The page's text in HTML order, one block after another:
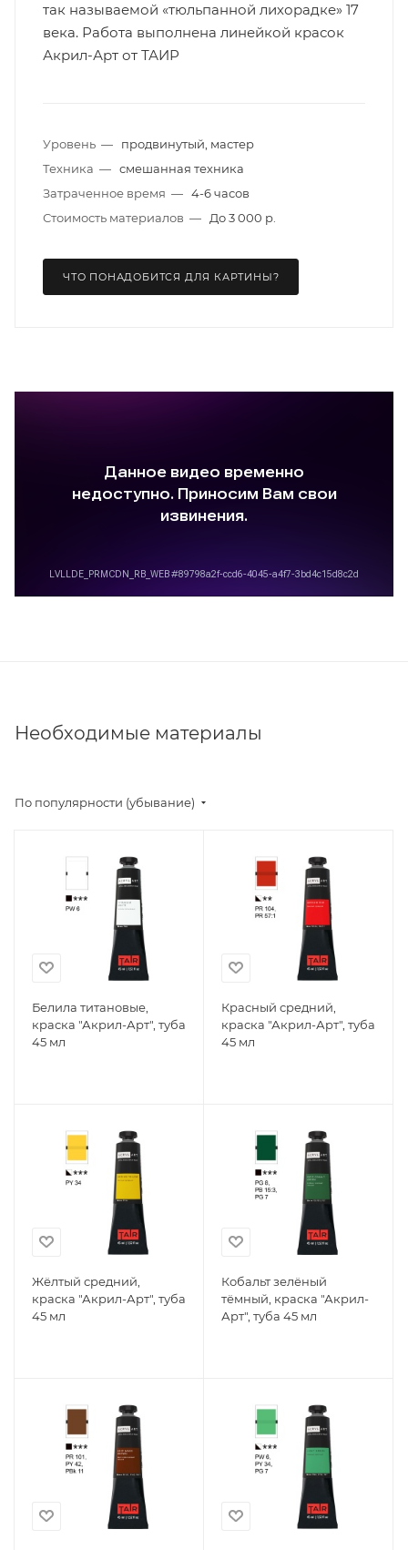
так называемой «тюльпанной лихорадке» 17
века. Работа выполнена линейкой красок
Акрил-Арт от ТАИР
Уровень —
продвинутый, мастер
Техника — смешанная техника
Затраченное время — 4-6 часов
Стоимость материалов — До 3 000 р.
ЧТО ПОНАДОБИТСЯ ДЛЯ КАРТИНЫ?
Необходимые материалы
По популярности (убывание)
Белила титановые,
краска "Акрил-Арт", туба
45 мл
Красный средний,
краска "Акрил-Арт", туба
45 мл
Жёлтый средний,
краска "Акрил-Арт", туба
45 мл
Кобальт зелёный
тёмный, краска "Акрил-
Арт", туба 45 мл